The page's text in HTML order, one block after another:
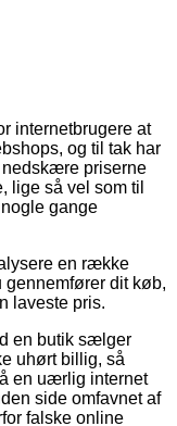
internetbrugere at
og til tak har
priserne
lige så vel som til
gange
en række
gennemfører dit køb,
laveste pris.
en butik sælger
uhørt billig, så
en uærlig internet
side omfavnet af
falske online